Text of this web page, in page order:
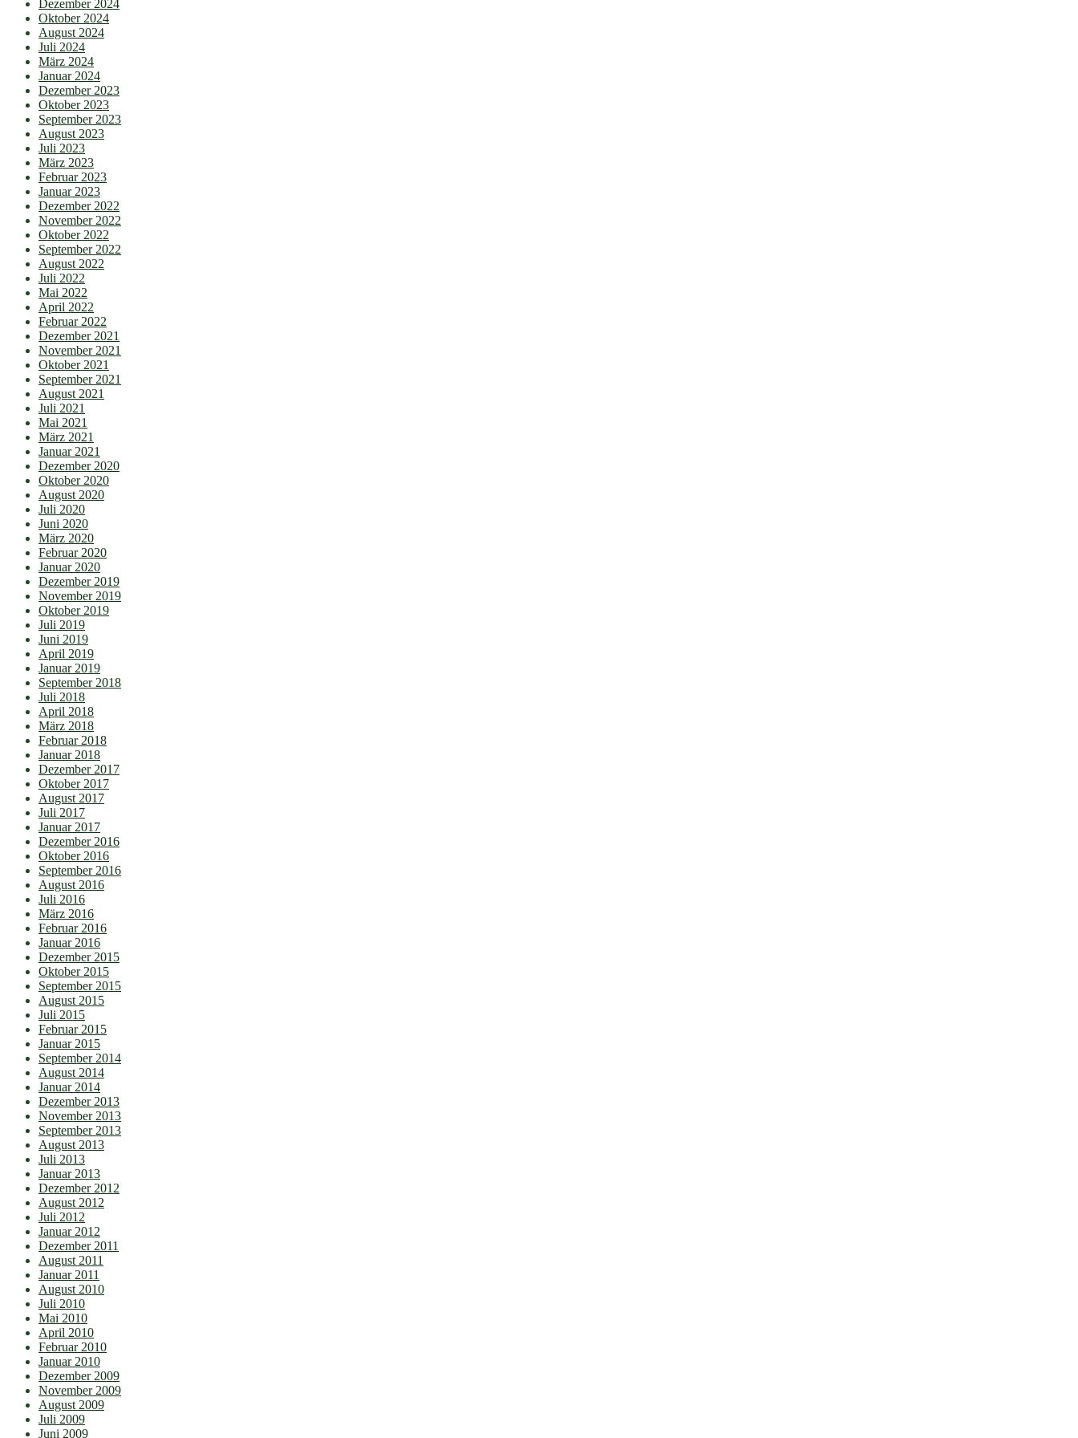
Dezember 2024
Oktober 2024
August 2024
Juli 2024
März 2024
Januar 2024
Dezember 2023
Oktober 2023
September 2023
August 2023
Juli 2023
März 2023
Februar 2023
Januar 2023
Dezember 2022
November 2022
Oktober 2022
September 2022
August 2022
Juli 2022
Mai 2022
April 2022
Februar 2022
Dezember 2021
November 2021
Oktober 2021
September 2021
August 2021
Juli 2021
Mai 2021
März 2021
Januar 2021
Dezember 2020
Oktober 2020
August 2020
Juli 2020
Juni 2020
März 2020
Februar 2020
Januar 2020
Dezember 2019
November 2019
Oktober 2019
Juli 2019
Juni 2019
April 2019
Januar 2019
September 2018
Juli 2018
April 2018
März 2018
Februar 2018
Januar 2018
Dezember 2017
Oktober 2017
August 2017
Juli 2017
Januar 2017
Dezember 2016
Oktober 2016
September 2016
August 2016
Juli 2016
März 2016
Februar 2016
Januar 2016
Dezember 2015
Oktober 2015
September 2015
August 2015
Juli 2015
Februar 2015
Januar 2015
September 2014
August 2014
Januar 2014
Dezember 2013
November 2013
September 2013
August 2013
Juli 2013
Januar 2013
Dezember 2012
August 2012
Juli 2012
Januar 2012
Dezember 2011
August 2011
Januar 2011
August 2010
Juli 2010
Mai 2010
April 2010
Februar 2010
Januar 2010
Dezember 2009
November 2009
August 2009
Juli 2009
Juni 2009